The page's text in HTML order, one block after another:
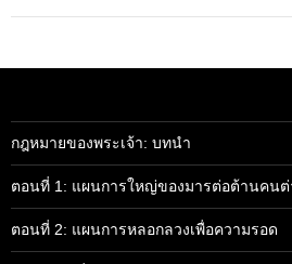
กฎหมายของพระเจ้า: บทนำ
ตอนที่ 1: แผนการใหญ่ของมารต่อต้านคนต่
ตอนที่ 2: แผนการหลอกลวงเพื่อความรอด